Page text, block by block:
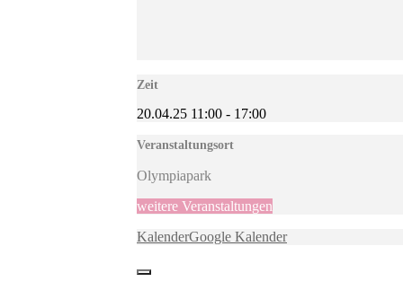
Zeit
20.04.25 11:00 - 17:00
Veranstaltungsort
Olympiapark
weitere Veranstaltungen
KalenderGoogle Kalender